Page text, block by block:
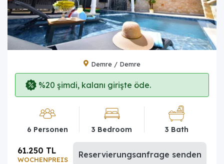
Demre / Demre
%20 şimdi, kalanı girişte öde.
6 Personen 3 Bedroom 3 Bath
WOCHENPREIS
61.250 TL Reservierungsanfrage senden